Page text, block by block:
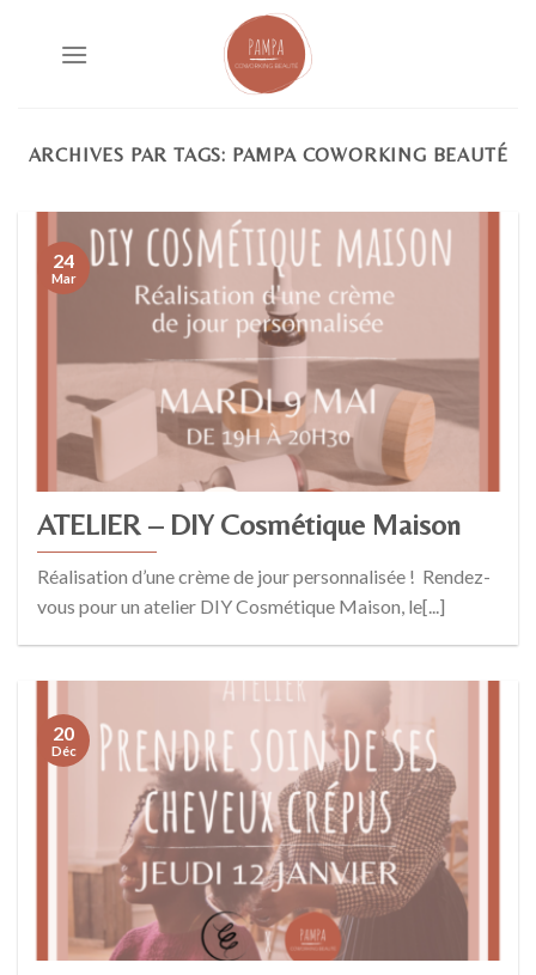
ARCHIVES PAR TAGS: PAMPA COWORKING BEAUTÉ
ATELIER – DIY Cosmétique Maison
Réalisation d’une crème de jour personnalisée ! Rendez-
vous pour un atelier DIY Cosmétique Maison, le[...]
24
Mar
20
Déc